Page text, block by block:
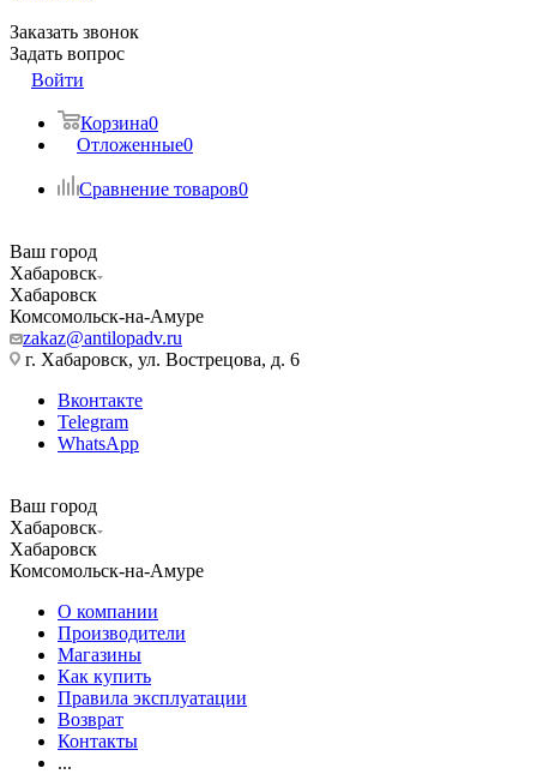
Заказать звонок
Задать вопрос
Войти
Корзина0
Отложенные0
Сравнение товаров0
Ваш город
Хабаровск
Хабаровск
Комсомольск-на-Амуре
zakaz@antilopadv.ru
г. Хабаровск, ул. Вострецова, д. 6
Вконтакте
Telegram
WhatsApp
Ваш город
Хабаровск
Хабаровск
Комсомольск-на-Амуре
О компании
Производители
Магазины
Как купить
Правила эксплуатации
Возврат
Контакты
...